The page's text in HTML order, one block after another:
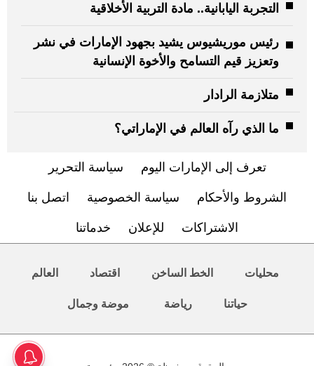
التجربة اليابانية.. مادة التربية الأخلاقية
رئيس موريشيوس يشيد بجهود الإمارات في نشر
وتعزيز قيم التسامح والأخوة الإنسانية
متلازمة الرادار
ما الذي رآه العالم في الإماراتي؟
تعرف إلى الإمارات اليوم سياسة التحرير
الشروط والأحكام سياسة الخصوصية اتصل بنا
الاشتراكات للإعلان خدماتنا
محليات الخط الساخن اقتصاد العالم
حياتنا رياضة موضة وجمال